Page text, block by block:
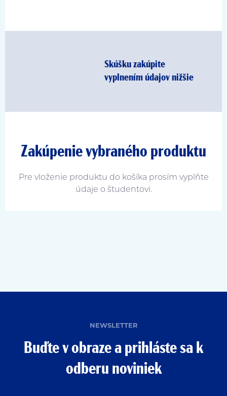
Skúšku zakúpite
vyplnením údajov nižšie
Zakúpenie vybraného produktu
Pre vloženie produktu do košíka prosím vyplňte
údaje o študentovi.
NEWSLETTER
Buďte v obraze a prihláste sa k
odberu noviniek